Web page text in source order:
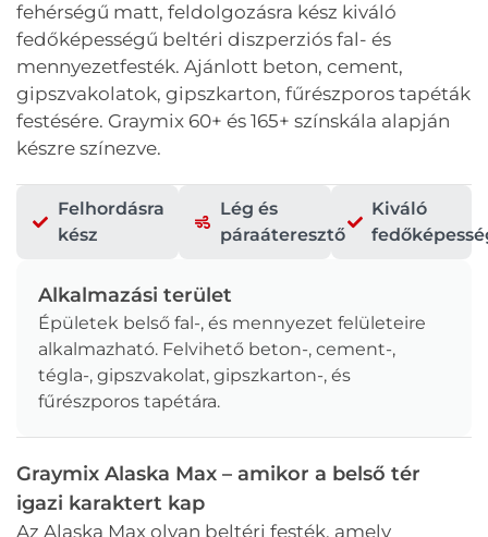
fehérségű matt, feldolgozásra kész kiváló
fedőképességű beltéri diszperziós fal- és
mennyezetfesték. Ajánlott beton, cement,
gipszvakolatok, gipszkarton, fűrészporos tapéták
festésére. Graymix 60+ és 165+ színskála alapján
készre színezve.
Felhordásra
kész
Lég és
páraáteresztő
Kiváló
Alkalmazási terület
Épületek belső fal-, és mennyezet felületeire
alkalmazható. Felvihető beton-, cement-,
tégla-, gipszvakolat, gipszkarton-, és
fűrészporos tapétára.
Graymix Alaska Max – amikor a belső tér
igazi karaktert kap
Az Alaska Max olyan beltéri festék, amely